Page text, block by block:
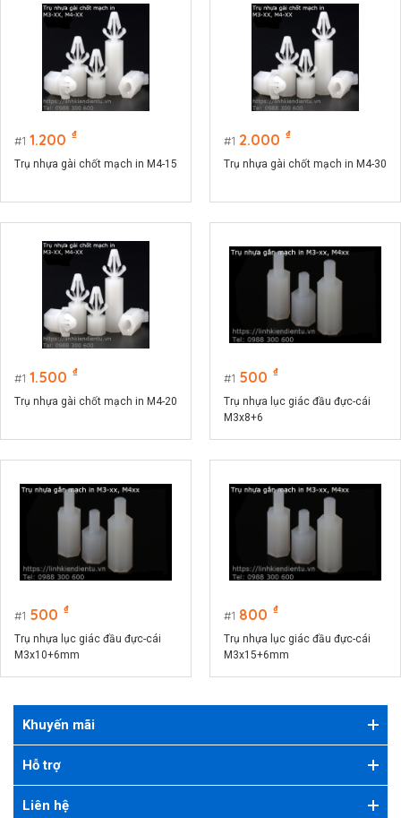
1 1.200 ₫
Trụ nhựa gài chốt mạch in M4-15
1 2.000 ₫
Trụ nhựa gài chốt mạch in M4-30
1 1.500 ₫
Trụ nhựa gài chốt mạch in M4-20
1 500 ₫
Trụ nhựa lục giác đầu đực-cái
M3x8+6
1 500 ₫
Trụ nhựa lục giác đầu đực-cái
M3x10+6mm
1 800 ₫
Trụ nhựa lục giác đầu đực-cái
M3x15+6mm
Khuyến mãi
Hỗ trợ
Liên hệ